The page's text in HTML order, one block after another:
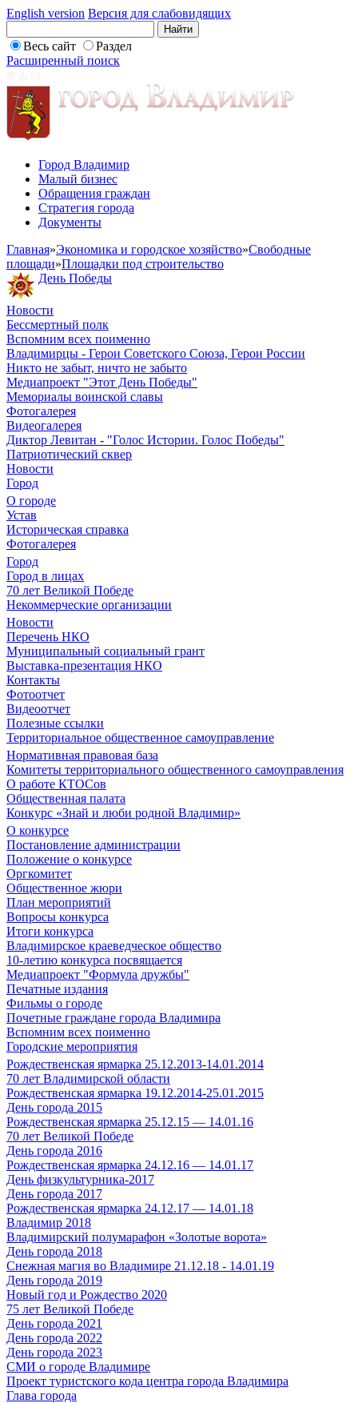
English version Версия для слабовидящих
Весь сайт
Раздел
Расширенный поиск
Город Владимир
Малый бизнес
Обращения граждан
Стратегия города
Документы
Главная»Экономика и городское хозяйство»Свободные
площади»Площадки под строительство
День Победы
Новости
Бессмертный полк
Вспомним всех поименно
Владимирцы - Герои Советского Союза, Герои России
Никто не забыт, ничто не забыто
Медиапроект "Этот День Победы"
Мемориалы воинской славы
Фотогалерея
Видеогалерея
Диктор Левитан - "Голос Истории. Голос Победы"
Патриотический сквер
Новости
Город
О городе
Устав
Историческая справка
Фотогалерея
Город
Город в лицах
70 лет Великой Победе
Некоммерческие организации
Новости
Перечень НКО
Муниципальный социальный грант
Выставка-презентация НКО
Контакты
Фотоотчет
Видеоотчет
Полезные ссылки
Территориальное общественное самоуправление
Нормативная правовая база
Комитеты территориального общественного самоуправления
О работе КТОСов
Общественная палата
Конкурс «Знай и люби родной Владимир»
О конкурсе
Постановление администрации
Положение о конкурсе
Оргкомитет
Общественное жюри
План мероприятий
Вопросы конкурса
Итоги конкурса
Владимирское краеведческое общество
10-летию конкурса посвящается
Медиапроект "Формула дружбы"
Печатные издания
Фильмы о городе
Почетные граждане города Владимира
Вспомним всех поименно
Городские мероприятия
Рождественская ярмарка 25.12.2013-14.01.2014
70 лет Владимирской области
Рождественская ярмарка 19.12.2014-25.01.2015
День города 2015
Рождественская ярмарка 25.12.15 — 14.01.16
70 лет Великой Победе
День города 2016
Рождественская ярмарка 24.12.16 — 14.01.17
День физкультурника-2017
День города 2017
Рождественская ярмарка 24.12.17 — 14.01.18
Владимир 2018
Владимирский полумарафон «Золотые ворота»
День города 2018
Снежная магия во Владимире 21.12.18 - 14.01.19
День города 2019
Новый год и Рождество 2020
75 лет Великой Победе
День города 2021
День города 2022
День города 2023
СМИ о городе Владимире
Проект туристского кода центра города Владимира
Глава города